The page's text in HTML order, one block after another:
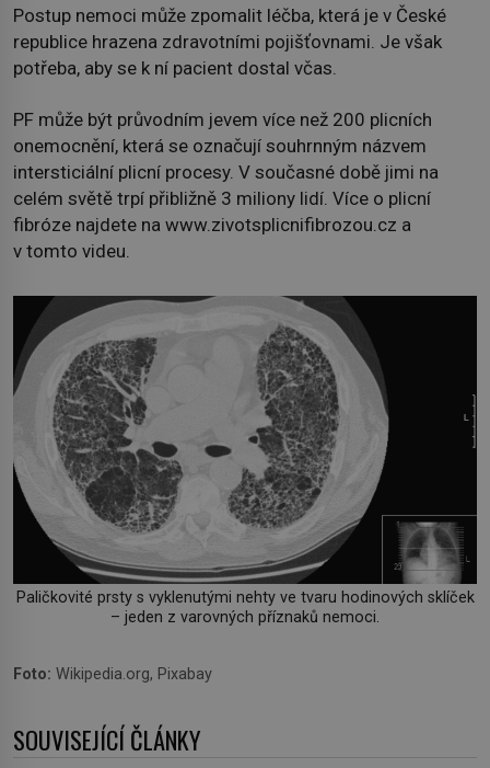
Postup nemoci může zpomalit léčba, která je v České
republice hrazena zdravotními pojišťovnami. Je však
potřeba, aby se k ní pacient dostal včas.
PF může být průvodním jevem více než 200 plicních
onemocnění, která se označují souhrnným názvem
intersticiální plicní procesy. V současné době jimi na
celém světě trpí přibližně 3 miliony lidí. Více o plicní
fibróze najdete na www.zivotsplicnifibrozou.cz a
v tomto videu.
Paličkovité prsty s vyklenutými nehty ve tvaru hodinových sklíček
– jeden z varovných příznaků nemoci.
Foto: Wikipedia.org, Pixabay
SOUVISEJÍCÍ ČLÁNKY